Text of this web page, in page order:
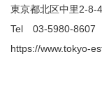
東京都北区中里2-
Tel 03-5980-8607
https://www.tokyo-